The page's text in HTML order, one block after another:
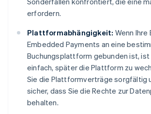
erfordern.
Plattformabhängigkeit: Wenn Ihre
Embedded Payments an eine
Buchungsplattform gebunden ist,
einfach, später die Plattform zu
Sie die Plattformverträge sorgfältig
sicher, dass Sie die Rechte zur
behalten.